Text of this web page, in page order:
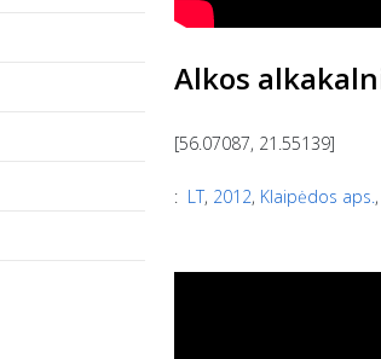
Alkos
[56.07087, 21.55139]
: LT, 2012, Klaipėdos aps.,